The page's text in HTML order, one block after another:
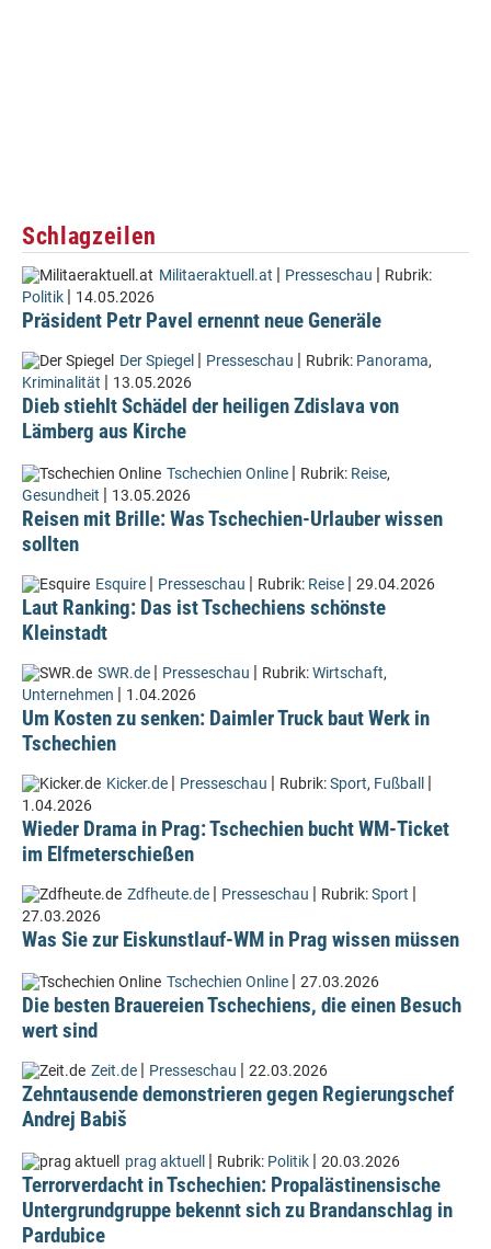
Schlagzeilen
Militaeraktuell.at | Presseschau | Rubrik:
Politik | 14.05.2026
Präsident Petr Pavel ernennt neue Generäle
Der Spiegel | Presseschau | Rubrik: Panorama,
Kriminalität | 13.05.2026
Dieb stiehlt Schädel der heiligen Zdislava von
Lämberg aus Kirche
Tschechien Online | Rubrik: Reise,
Gesundheit | 13.05.2026
Reisen mit Brille: Was Tschechien-Urlauber wissen
sollten
Esquire | Presseschau | Rubrik: Reise | 29.04.2026
Laut Ranking: Das ist Tschechiens schönste
Kleinstadt
SWR.de | Presseschau | Rubrik:Wirtschaft,
Unternehmen | 1.04.2026
Um Kosten zu senken: Daimler Truck baut Werk in
Tschechien
Kicker.de | Presseschau | Rubrik:Sport, Fußball |
1.04.2026
Wieder Drama in Prag: Tschechien bucht WM-Ticket
im Elfmeterschießen
Zdfheute.de | Presseschau | Rubrik:Sport |
27.03.2026
Was Sie zur Eiskunstlauf-WM in Prag wissen müssen
Tschechien Online | 27.03.2026
Die besten Brauereien Tschechiens, die einen Besuch
wert sind
Zeit.de | Presseschau | 22.03.2026
Zehntausende demonstrieren gegen Regierungschef
Andrej Babiš
prag aktuell | Rubrik: Politik | 20.03.2026
Terrorverdacht in Tschechien: Propalästinensische
Untergrundgruppe bekennt sich zu Brandanschlag in
Pardubice